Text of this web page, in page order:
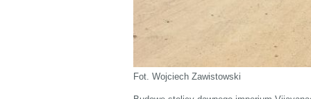
Fot. Wojciech Zawistowski